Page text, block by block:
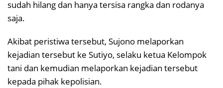
sudah hilang dan hanya tersisa rangka dan rodanya
saja.
Akibat peristiwa tersebut, Sujono melaporkan
kejadian tersebut ke Sutiyo, selaku ketua Kelompok
tani dan kemudian melaporkan kejadian tersebut
kepada pihak kepolisian.